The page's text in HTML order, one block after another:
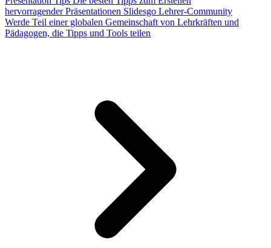
hervorragender Präsentationen Slidesgo Lehrer-Community
Werde Teil einer globalen Gemeinschaft von Lehrkräften und
Pädagogen, die Tipps und Tools teilen